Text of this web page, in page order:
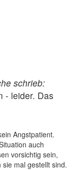
schrieb:
- leider. Das
Angstpatient.
auch
vorsichtig sein,
mal gestellt sind.